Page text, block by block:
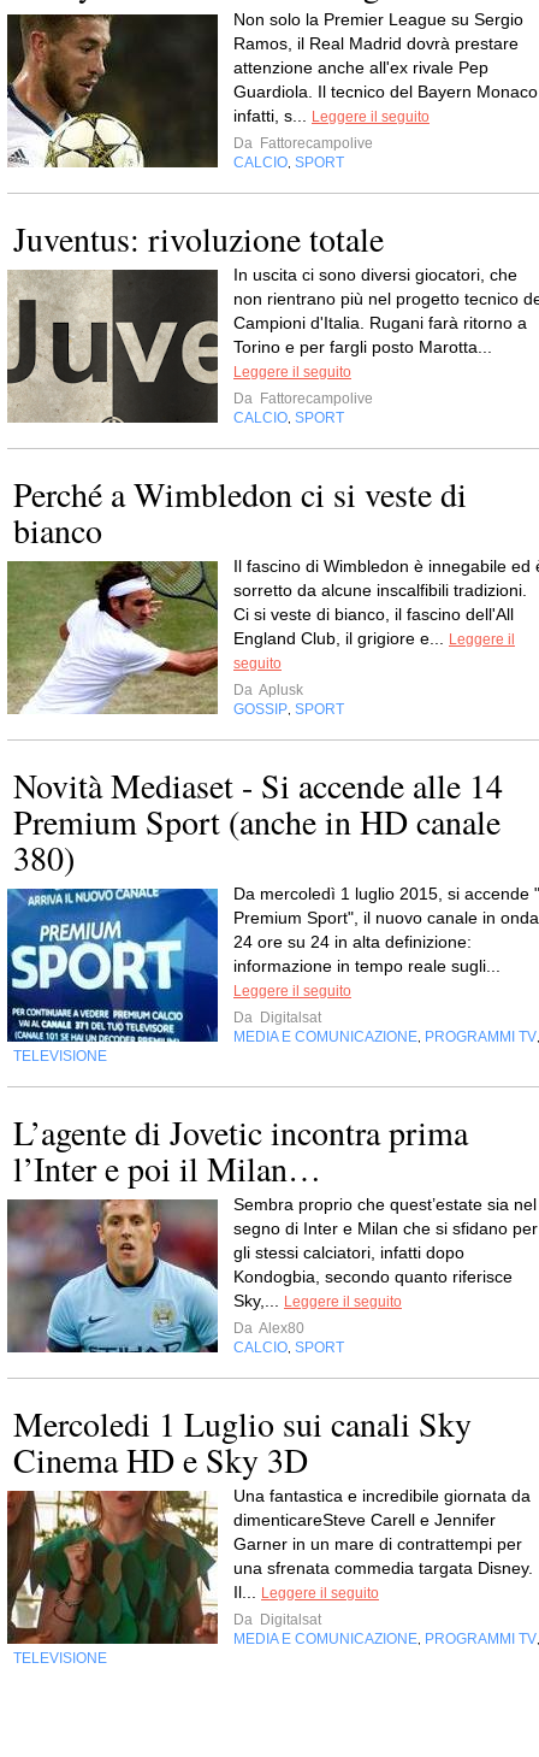
Non solo la Premier League su Sergio
Ramos, il Real Madrid dovrà prestare
attenzione anche all'ex rivale Pep
Guardiola. Il tecnico del Bayern
infatti, s...
Leggere il seguito
Da Fattorecampolive
CALCIO SPORT
Juventus: rivoluzione totale
In uscita ci sono diversi giocatori, che
non rientrano più nel progetto tecnico
Campioni d'Italia. Rugani farà ritorno a
Torino e per fargli posto Marotta...
Leggere il seguito
Da Fattorecampolive
CALCIO SPORT
Perché a Wimbledon ci si veste di
bianco
Il fascino di Wimbledon è innegabile ed
sorretto da alcune inscalfibili tradizioni.
Ci si veste di bianco, il fascino dell'All
England Club, il grigiore e...
Leggere il
seguito
Da Aplusk
GOSSIP SPORT
Novità Mediaset - Si accende alle 14
Premium Sport (anche in HD canale
380)
Da mercoledì 1 luglio 2015, si accende "
Premium Sport", il nuovo canale in onda
24 ore su 24 in alta definizione:
informazione in tempo reale sugli...
Leggere il seguito
Da Digitalsat
MEDIA E COMUNICAZIONE PROGRAMMI TV
TELEVISIONE
L’agente di Jovetic incontra prima
l’Inter e poi il Milan…
Sembra proprio che quest’estate sia nel
segno di Inter e Milan che si sfidano per
gli stessi calciatori, infatti dopo
Kondogbia, secondo quanto riferisce
Sky,...
Leggere il seguito
Da Alex80
CALCIO SPORT
Mercoledi 1 Luglio sui canali Sky
Cinema HD e Sky 3D
Una fantastica e incredibile giornata da
dimenticareSteve Carell e Jennifer
Garner in un mare di contrattempi per
una sfrenata commedia targata Disney.
Il...
Leggere il seguito
Da Digitalsat
MEDIA E COMUNICAZIONE PROGRAMMI TV
TELEVISIONE